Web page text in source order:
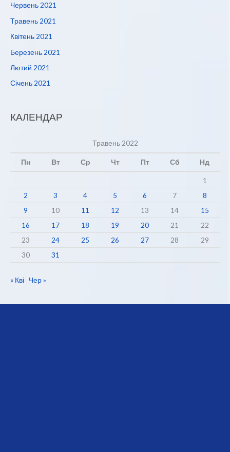
Червень 2021
Травень 2021
Квітень 2021
Березень 2021
Лютий 2021
Січень 2021
КАЛЕНДАР
Травень 2022
Пн Вт Ср Чт Пт Сб Нд
1
2
3 4 5 6 7
8
9
10 11 12 13 14
15
16
17 18 19 20 21
22
23
24 25 26 27 28
29
30
31
« Кві Чер »